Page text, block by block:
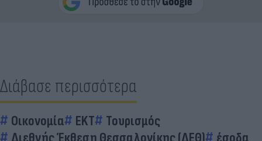
Διάβασε περισσότερα
Οικονομία EKT
Τουρισμός